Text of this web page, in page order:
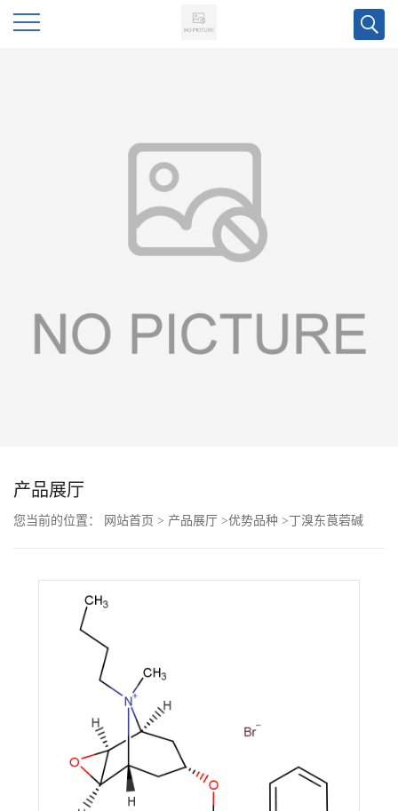
动
产品展厅
您当前的位置： 网站首页 > 产品展厅 >优势品种 >丁溴东莨菪碱